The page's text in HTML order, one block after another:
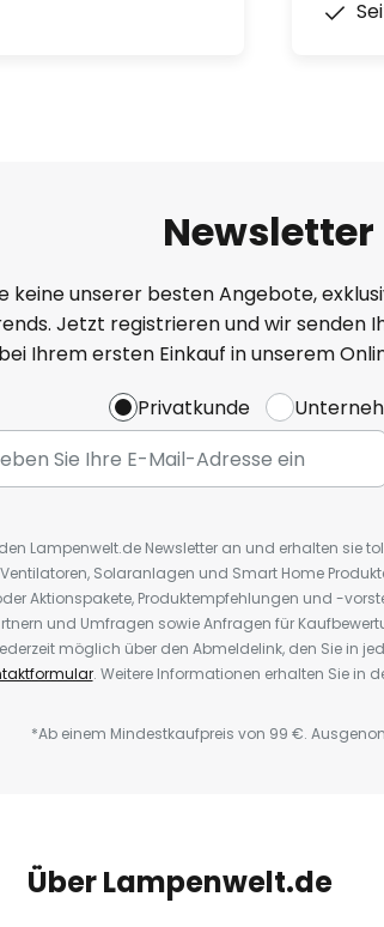
Newsletter
keine unserer besten Angebote,
Jetzt registrieren und wir senden
Ihrem ersten Einkauf in unserem
Privatkunde
Lampenwelt.de Newsletter an und erhalten sie
Solaranlagen und Smart Home
Aktionspakete, Produktempfehlungen und -
und Umfragen sowie Anfragen für
möglich über den Abmeldelink, den Sie in
. Weitere Informationen erhalten Sie in
*Ab einem Mindestkaufpreis von 99 €.
Über Lampenwelt.de